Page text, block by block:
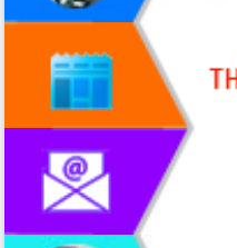
Khơi thông điểm nghẽn, đẩy nhanh
giải ngân vốn khắc phục thiên tai
HĐND tỉnh thông qua điều chỉnh Quy
hoạch tỉnh thời kỳ 2021-2030
Hội thảo góp ý hồ sơ điều chỉnh quy
hoạch tỉnh Đắk Lắk thời kỳ 2021-2030,
tầm nhìn đến năm 2050
Nâng cao hiệu quả hoạt động của các
doanh nghiệp nhà nước